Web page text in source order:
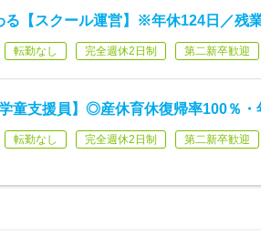
る【スクール運営】※年休124日／残
転勤なし 完全週休2日制 第二新卒歓迎
童支援員】◎産休育休復帰率100％・
転勤なし 完全週休2日制 第二新卒歓迎